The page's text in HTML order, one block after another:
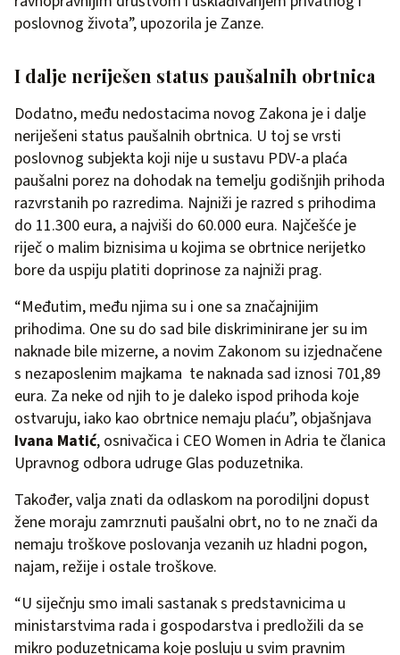
poslovnog života”, upozorila je Zanze.
I dalje neriješen status paušalnih obrtnica
Dodatno, među nedostacima novog Zakona je i dalje
neriješeni status paušalnih obrtnica. U toj se vrsti
poslovnog subjekta koji nije u sustavu PDV-a plaća
paušalni porez na dohodak na temelju godišnjih prihoda
razvrstanih po razredima. Najniži je razred s prihodima
do 11.300 eura, a najviši do 60.000 eura. Najčešće je
riječ o malim biznisima u kojima se obrtnice nerijetko
bore da uspiju platiti doprinose za najniži prag.
“Međutim, među njima su i one sa značajnijim
prihodima. One su do sad bile diskriminirane jer su im
naknade bile mizerne, a novim Zakonom su izjednačene
s nezaposlenim majkama te naknada sad iznosi 701,89
eura. Za neke od njih to je daleko ispod prihoda koje
ostvaruju, iako kao obrtnice nemaju plaću”, objašnjava
Ivana Matić, osnivačica i CEO Women in Adria te članica
Upravnog odbora udruge Glas poduzetnika.
Također, valja znati da odlaskom na porodiljni dopust
žene moraju zamrznuti paušalni obrt, no to ne znači da
nemaju troškove poslovanja vezanih uz hladni pogon,
najam, režije i ostale troškove.
“U siječnju smo imali sastanak s predstavnicima u
ministarstvima rada i gospodarstva i predložili da se
mikro poduzetnicama koje posluju u svim pravnim